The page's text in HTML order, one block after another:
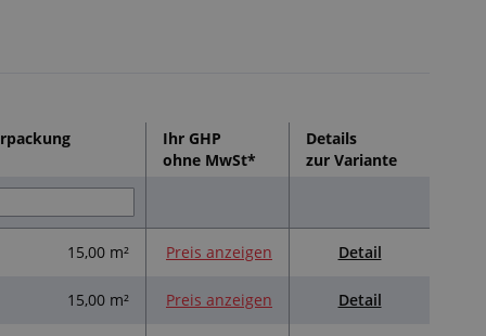
Ihr GHP
ohne MwSt*
Details
zur Variante
15,00 m² Preis anzeigen Detail
15,00 m² Preis anzeigen Detail